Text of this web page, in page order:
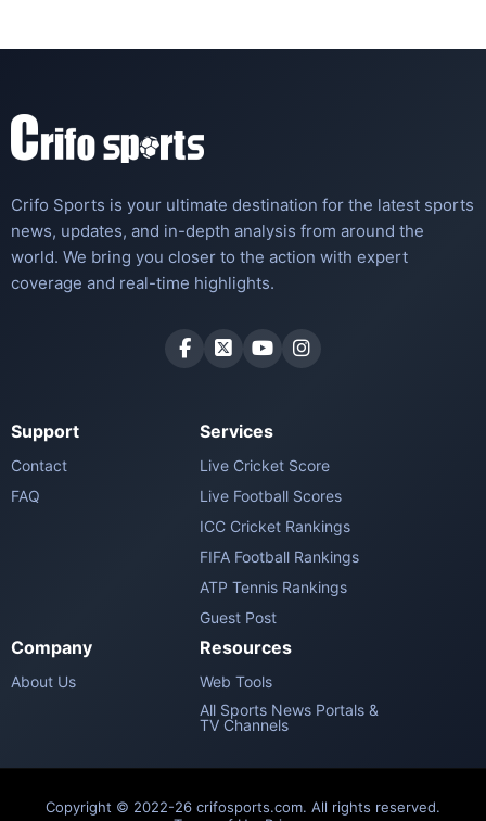
Crifo Sports is your ultimate destination for the latest sports
news, updates, and in-depth analysis from around the
world. We bring you closer to the action with expert
coverage and real-time highlights.
Support
Contact
FAQ
Services
Live Cricket Score
Live Football Scores
ICC Cricket Rankings
FIFA Football Rankings
ATP Tennis Rankings
Guest Post
Company
About Us
Resources
Web Tools
All Sports News Portals &
TV Channels
Copyright © 2022-26 crifosports.com. All rights reserved.